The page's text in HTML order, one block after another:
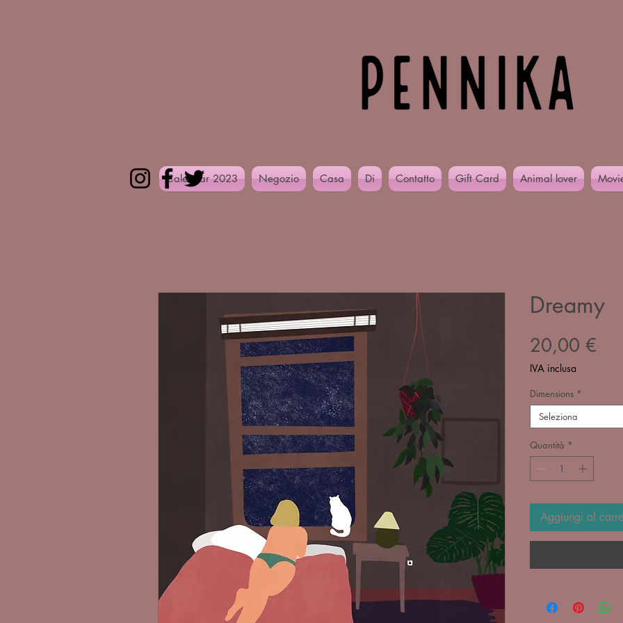
Calendar 2023 Negozio Casa Di Contatto Gift Card Animal lover
Dreamy
20,00 €
IVA inclusa
Dimensions *
Seleziona
Quantità *
Aggiungi al